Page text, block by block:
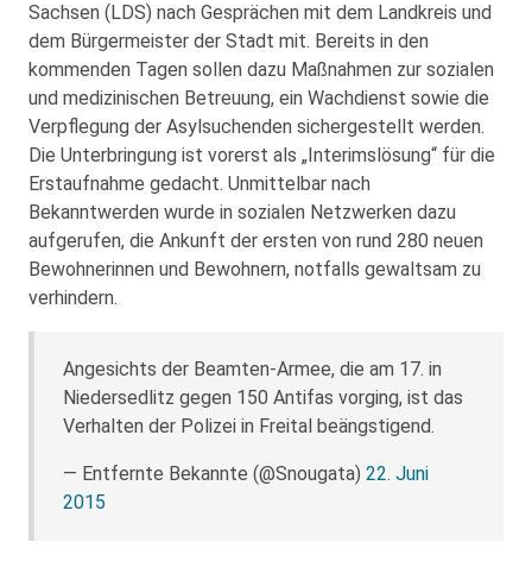
Sachsen (LDS) nach Gesprächen mit dem Landkreis und
dem Bürgermeister der Stadt mit. Bereits in den
kommenden Tagen sollen dazu Maßnahmen zur sozialen
und medizinischen Betreuung, ein Wachdienst sowie die
Verpflegung der Asylsuchenden sichergestellt werden.
Die Unterbringung ist vorerst als „Interimslösung“ für die
Erstaufnahme gedacht. Unmittelbar nach
Bekanntwerden wurde in sozialen Netzwerken dazu
aufgerufen, die Ankunft der ersten von rund 280 neuen
Bewohnerinnen und Bewohnern, notfalls gewaltsam zu
verhindern.
Angesichts der Beamten-Armee, die am 17. in
Niedersedlitz gegen 150 Antifas vorging, ist das
Verhalten der Polizei in Freital beängstigend.
— Entfernte Bekannte (@Snougata) 22. Juni
2015